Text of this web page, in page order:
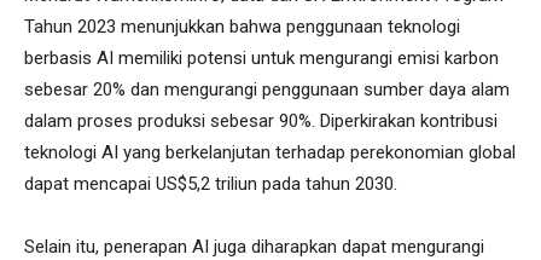
Tahun 2023 menunjukkan bahwa penggunaan teknologi
berbasis AI memiliki potensi untuk mengurangi emisi karbon
sebesar 20% dan mengurangi penggunaan sumber daya alam
dalam proses produksi sebesar 90%. Diperkirakan kontribusi
teknologi AI yang berkelanjutan terhadap perekonomian global
dapat mencapai US$5,2 triliun pada tahun 2030.
Selain itu, penerapan AI juga diharapkan dapat mengurangi